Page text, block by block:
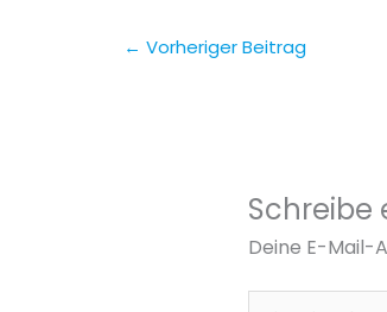
← Vorheriger Beitrag
Schreibe
Deine E-Mail-